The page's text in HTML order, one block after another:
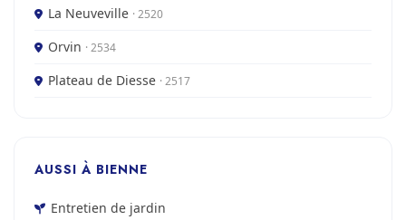
La Neuveville · 2520
Orvin · 2534
Plateau de Diesse · 2517
AUSSI À BIENNE
Entretien de jardin